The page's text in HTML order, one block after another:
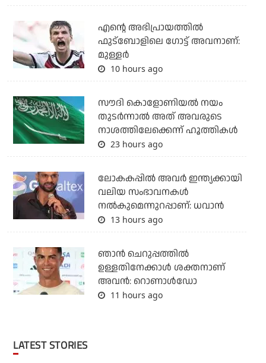
എന്റെ അഭിപ്രായത്തില്‍
ഫുട്‌ബോളിലെ ഗോട്ട് അവനാണ്:
മുള്ളര്‍
10 hours ago
സൗദി കൊളോണിയല്‍ നയം
തുടര്‍ന്നാല്‍ അത് അവരുടെ
നാശത്തിലേക്കെന്ന് ഹൂത്തികള്‍
23 hours ago
ലോകകപ്പിൽ അവര്‍ ഇന്ത്യക്കായി
വലിയ സംഭാവനകള്‍
നല്‍കുമെന്നുറപ്പാണ്: ധവാന്‍
13 hours ago
ഞാന്‍ ചെറുപ്പത്തില്‍
ഉള്ളതിനേക്കാള്‍ ശക്തനാണ്
അവന്‍: റൊണാള്‍ഡോ
11 hours ago
LATEST STORIES